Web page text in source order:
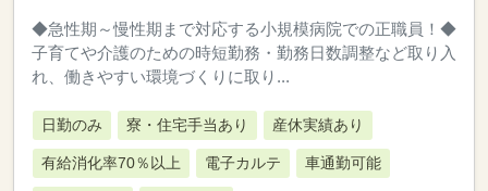
◆急性期～慢性期まで対応する小規模病院での正職員！◆
子育てや介護のための時短勤務・勤務日数調整など取り入
れ、働きやすい環境づくりに取り...
日勤のみ 寮・住宅手当あり 産休実績あり
有給消化率70％以上 電子カルテ 車通勤可能